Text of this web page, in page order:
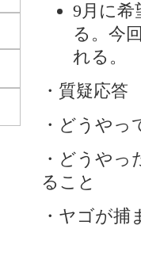
9月に希
る。今
れる。
・質疑応答
・どうや
・どうや
ること
・ヤゴが